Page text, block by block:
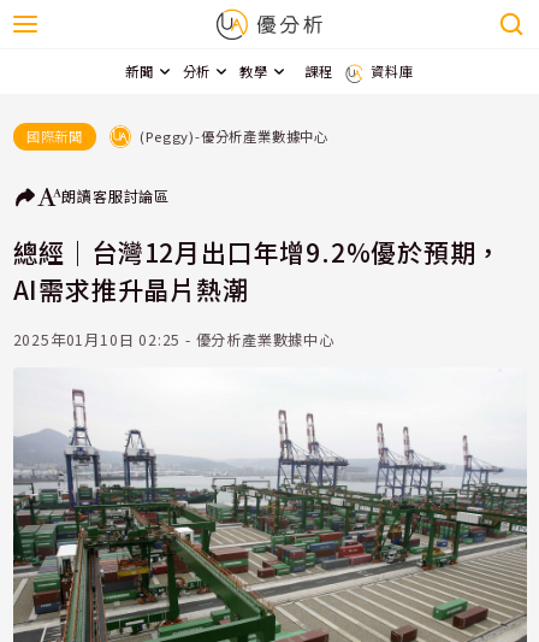
新聞 分析 教學 課程 資料庫
國際新聞 (Peggy)-優分析產業數據中心
朗讀客服討論區
總經｜台灣12月出口年增9.2%優於預期，
AI需求推升晶片熱潮
2025年01月10日 02:25 - 優分析產業數據中心